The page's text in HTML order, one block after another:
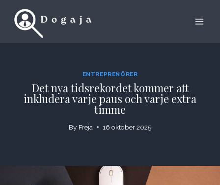
ENTREPRENÖRER
Det nya tidsrekordet kommer att
inkludera varje paus och varje extra
timme
By Freja 16 oktober 2025